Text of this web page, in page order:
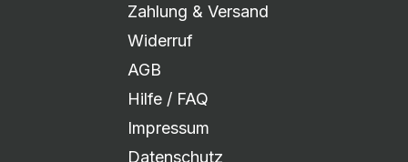
Zahlung & Versand
Widerruf
AGB
Hilfe / FAQ
Impressum
Datenschutz